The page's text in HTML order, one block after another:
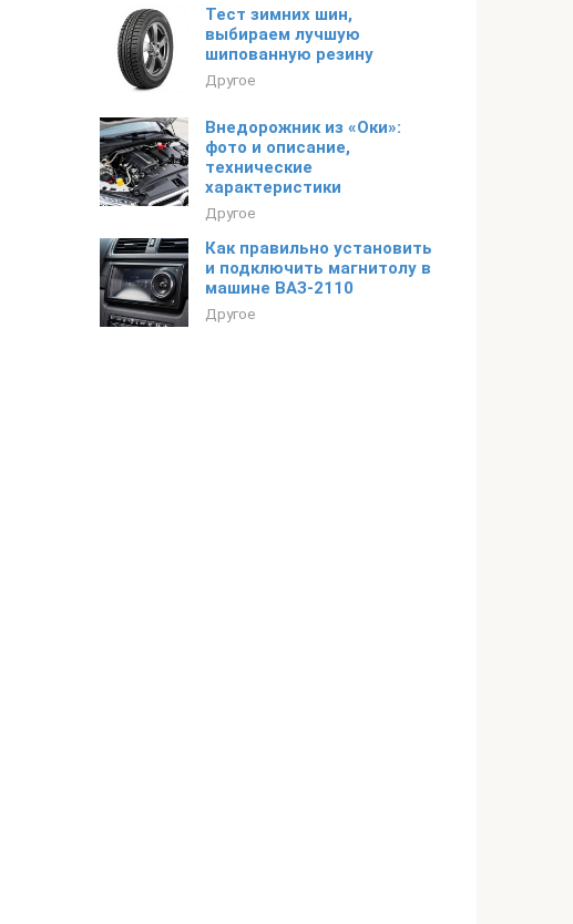
Тест зимних шин,
выбираем лучшую
шипованную резину
Другое
Внедорожник из «Оки»:
фото и описание,
технические
характеристики
Другое
Как правильно установить
и подключить магнитолу в
машине ВАЗ-2110
Другое